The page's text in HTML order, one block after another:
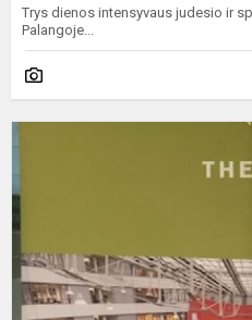
Trys dienos intensyvaus judesio ir
Palangoje...